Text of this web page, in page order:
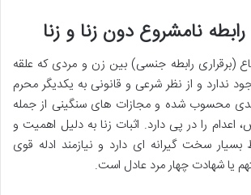
نامشروع دون زنا و زنا
(برقراری رابطه جنسی) بین زن و مردی که علقه
ندارد و از نظر شرعی و قانونی به یکدیگر محرم
محسوب شده و مجازات های سنگینی از جمله
اعدام را در پی دارد. اثبات زنا به دلیل اهمیت و
سخت گیرانه ای دارد و نیازمند ادله قوی
متهم یا شهادت چهار مرد عادل است.